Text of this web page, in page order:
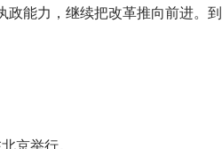
能力，继续把改革推向前进。到
京举行。